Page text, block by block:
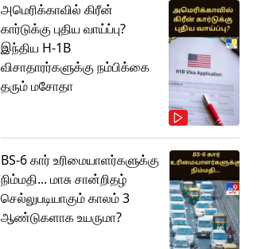
அமெரிக்காவில் கிரீன்
கார்டுக்கு புதிய வாய்ப்பு?
இந்திய H-1B
விசாதாரர்களுக்கு நம்பிக்கை
தரும் மசோதா
BS-6 கார் உரிமையாளர்களுக்கு
நிம்மதி... மாசு சான்றிதழ்
செல்லுபடியாகும் காலம் 3
ஆண்டுகளாக உயருமா?